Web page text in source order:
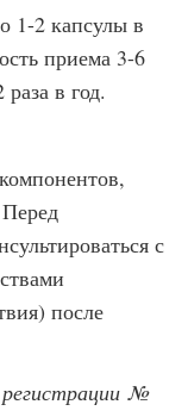
1-2 капсулы в
приема 3-6
в год.
с
после
№